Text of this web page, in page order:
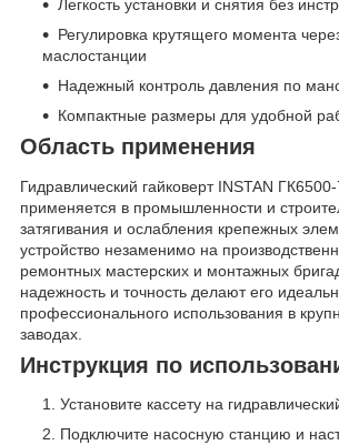
Легкость установки и снятия без
Регулировка крутящего момента
маслостанции
Надежный контроль давления по
Компактные размеры для удобной
Область применения
Гидравлический гайковерт INSTAN
применяется в промышленности и
затягивания и ослабления крепежных
устройство незаменимо на
ремонтных мастерских и монтажных
надежность и точность делают его
профессионального использования в
заводах.
Инструкция по
Установите кассету на
Подключите насосную станцию и